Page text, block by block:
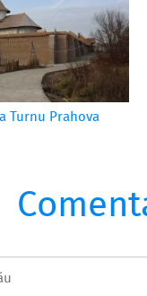
Turnu Prahova